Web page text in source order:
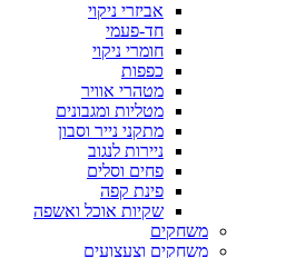
אביזרי ניקוי
חד-פעמי
חומרי ניקוי
כפפות
מטהרי אוויר
מטליות ומגבונים
מתקני נייר וסבון
ניירות לנגוב
פחים וסלים
פינת קפה
שקיות אוכל ואשפה
משחקים
משחקים וצעצועים